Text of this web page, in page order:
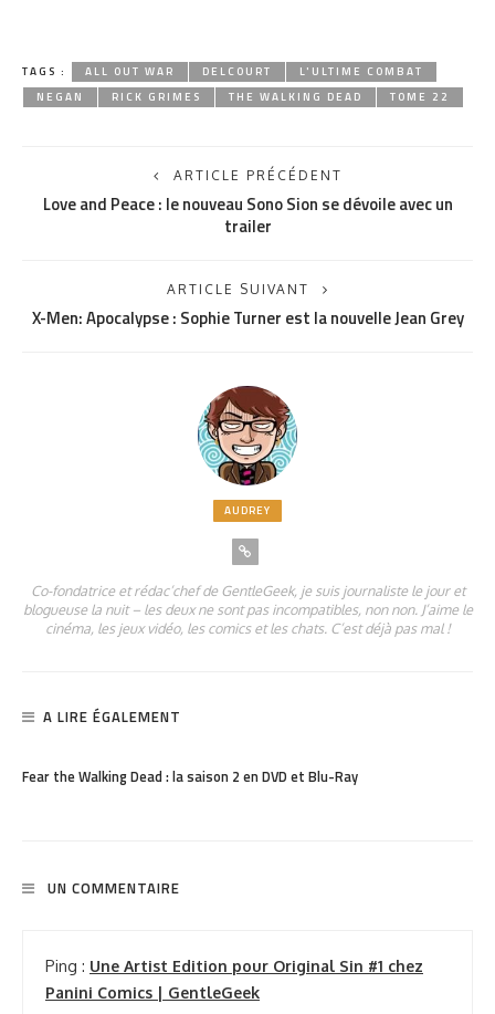
TAGS : ALL OUT WAR DELCOURT
L'ULTIME COMBAT
NEGAN
RICK GRIMES THE WALKING DEAD TOME 22
ARTICLE PRÉCÉDENT
Love and Peace : le nouveau Sono Sion se dévoile avec un
trailer
ARTICLE SUIVANT
X-Men: Apocalypse : Sophie Turner est la nouvelle Jean Grey
AUDREY
Co-fondatrice et rédac’chef de GentleGeek, je suis journaliste le jour et
blogueuse la nuit – les deux ne sont pas incompatibles, non non. J’aime le
cinéma, les jeux vidéo, les comics et les chats. C’est déjà pas mal !
A LIRE ÉGALEMENT
Fear the Walking Dead : la saison 2 en DVD et Blu-Ray
UN COMMENTAIRE
Ping : Une Artist Edition pour Original Sin #1 chez
Panini Comics | GentleGeek